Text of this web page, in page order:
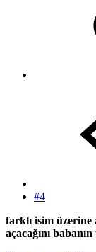
#4
farklı isim üzerine
açacağını